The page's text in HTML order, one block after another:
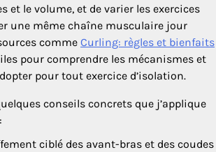
et le volume, et de varier les exercices
une même chaîne musculaire jour
comme Curling: règles et bienfaits
pour comprendre les mécanismes et
pour tout exercice d’isolation.
conseils concrets que j’applique
ciblé des avant-bras et des coudes